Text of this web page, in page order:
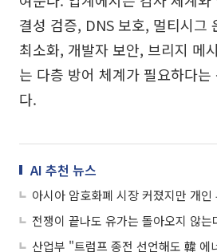
결성 검증, DNS 보호, 멀티시그
최소화, 개발자 보안, 브리지 메
는 다층 방어 체계가 필요하다는
다.
AI 추천 뉴스
아시아 암호화폐 시장 커졌지만 개